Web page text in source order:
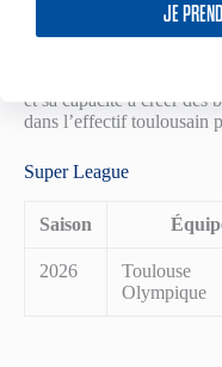
JE
Auteur d’une très bonne
Luke Polselli a influé sur
technique et sa vivacité.
et sa capacité à créer des
dans l’effectif toulousain
Super League
Saison
2026
Toulouse
Olympique